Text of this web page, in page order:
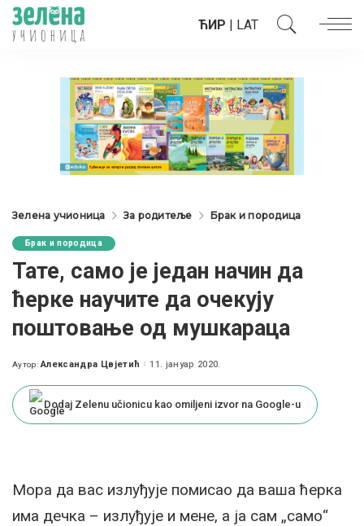
ЋИР | LAT
Зелена учионица За родитеље Брак и породица
Брак и породица
Тате, само је један начин да
ћерке научите да очекују
поштовање од мушкараца
Posted
Аутор: Александра Цвјетић 11. јануар 2020.
Dodaj Zelenu učionicu kao omiljeni izvor na Google-u
Мора да вас излуђује помисао да ваша ћерка
има дечка – излуђује и мене, а ја сам „само“